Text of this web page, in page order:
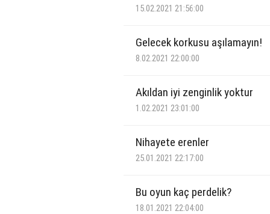
15.02.2021 21:56:00
Gelecek korkusu aşılamayın!
8.02.2021 22:00:00
Akıldan iyi zenginlik yoktur
1.02.2021 23:01:00
Nihayete erenler
25.01.2021 22:17:00
Bu oyun kaç perdelik?
18.01.2021 22:04:00